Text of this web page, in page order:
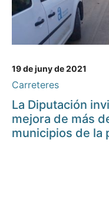
19 de juny de 2021
Carreteres
La Diputación
mejora de más
municipios de la